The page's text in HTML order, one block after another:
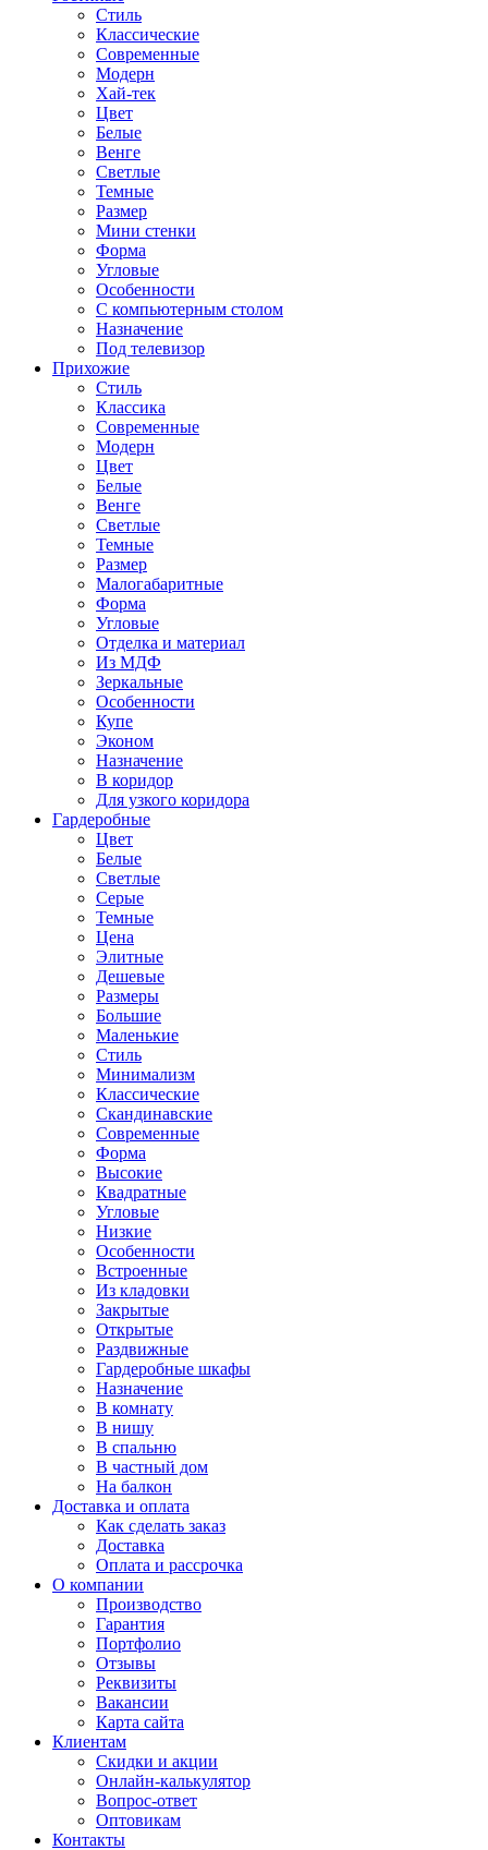
Стиль
Классические
Современные
Модерн
Хай-тек
Цвет
Белые
Венге
Светлые
Темные
Размер
Мини стенки
Форма
Угловые
Особенности
С компьютерным столом
Назначение
Под телевизор
Прихожие
Стиль
Классика
Современные
Модерн
Цвет
Белые
Венге
Светлые
Темные
Размер
Малогабаритные
Форма
Угловые
Отделка и материал
Из МДФ
Зеркальные
Особенности
Купе
Эконом
Назначение
В коридор
Для узкого коридора
Гардеробные
Цвет
Белые
Светлые
Серые
Темные
Цена
Элитные
Дешевые
Размеры
Большие
Маленькие
Стиль
Минимализм
Классические
Скандинавские
Современные
Форма
Высокие
Квадратные
Угловые
Низкие
Особенности
Встроенные
Из кладовки
Закрытые
Открытые
Раздвижные
Гардеробные шкафы
Назначение
В комнату
В нишу
В спальню
В частный дом
На балкон
Доставка и оплата
Как сделать заказ
Доставка
Оплата и рассрочка
О компании
Производство
Гарантия
Портфолио
Отзывы
Реквизиты
Вакансии
Карта сайта
Клиентам
Скидки и акции
Онлайн-калькулятор
Вопрос-ответ
Оптовикам
Контакты